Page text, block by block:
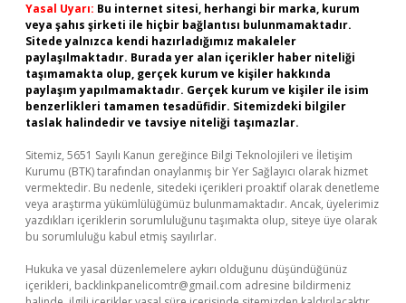
Yasal Uyarı: Bu internet sitesi, herhangi bir marka, kurum
veya şahıs şirketi ile hiçbir bağlantısı bulunmamaktadır.
Sitede yalnızca kendi hazırladığımız makaleler
paylaşılmaktadır. Burada yer alan içerikler haber niteliği
taşımamakta olup, gerçek kurum ve kişiler hakkında
paylaşım yapılmamaktadır. Gerçek kurum ve kişiler ile isim
benzerlikleri tamamen tesadüfidir. Sitemizdeki bilgiler
taslak halindedir ve tavsiye niteliği taşımazlar.
Sitemiz, 5651 Sayılı Kanun gereğince Bilgi Teknolojileri ve İletişim
Kurumu (BTK) tarafından onaylanmış bir Yer Sağlayıcı olarak hizmet
vermektedir. Bu nedenle, sitedeki içerikleri proaktif olarak denetleme
veya araştırma yükümlülüğümüz bulunmamaktadır. Ancak, üyelerimiz
yazdıkları içeriklerin sorumluluğunu taşımakta olup, siteye üye olarak
bu sorumluluğu kabul etmiş sayılırlar.
Hukuka ve yasal düzenlemelere aykırı olduğunu düşündüğünüz
içerikleri, backlinkpanelicomtr@gmail.com adresine bildirmeniz